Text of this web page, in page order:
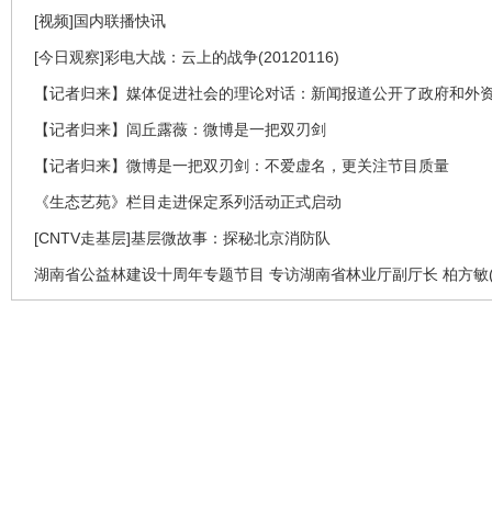
[视频]国内联播快讯
[今日观察]彩电大战：云上的战争(20120116)
【记者归来】媒体促进社会的理论对话：新闻报道公开了政府和外
【记者归来】闾丘露薇：微博是一把双刃剑
【记者归来】微博是一把双刃剑：不爱虚名，更关注节目质量
《生态艺苑》栏目走进保定系列活动正式启动
[CNTV走基层]基层微故事：探秘北京消防队
湖南省公益林建设十周年专题节目 专访湖南省林业厅副厅长 柏方